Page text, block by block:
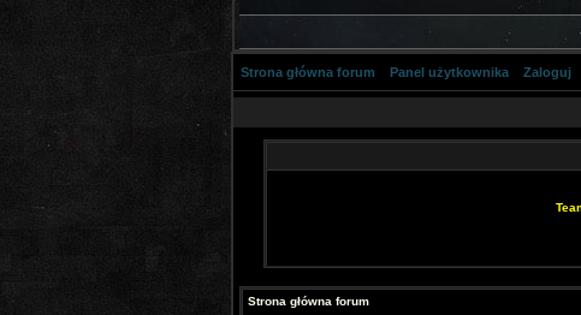
Strona główna forum Panel użytkownika Zaloguj
Strona główna forum